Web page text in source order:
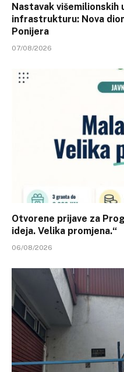
Nastavak višemilionskih
infrastrukturu: Nova
Ponijera
07/08/2026
Otvorene prijave za
ideja. Velika promjena.“
06/08/2026